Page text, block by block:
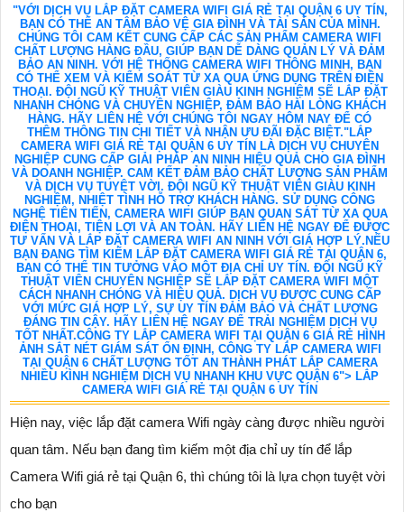
"VỚI DỊCH VỤ LẮP ĐẶT CAMERA WIFI GIÁ RẺ TẠI QUẬN 6 UY TÍN,
BẠN CÓ THỂ AN TÂM BẢO VỆ GIA ĐÌNH VÀ TÀI SẢN CỦA MÌNH.
CHÚNG TÔI CAM KẾT CUNG CẤP CÁC SẢN PHẨM CAMERA WIFI
CHẤT LƯỢNG HÀNG ĐẦU, GIÚP BẠN DỄ DÀNG QUẢN LÝ VÀ ĐẢM
BẢO AN NINH. VỚI HỆ THỐNG CAMERA WIFI THÔNG MINH, BẠN
CÓ THỂ XEM VÀ KIỂM SOÁT TỪ XA QUA ỨNG DỤNG TRÊN ĐIỆN
THOẠI. ĐỘI NGŨ KỸ THUẬT VIÊN GIÀU KINH NGHIỆM SẼ LẮP ĐẶT
NHANH CHÓNG VÀ CHUYÊN NGHIỆP, ĐẢM BẢO HÀI LÒNG KHÁCH
HÀNG. HÃY LIÊN HỆ VỚI CHÚNG TÔI NGAY HÔM NAY ĐỂ CÓ
THÊM THÔNG TIN CHI TIẾT VÀ NHẬN ƯU ĐÃI ĐẶC BIỆT."LẮP
CAMERA WIFI GIÁ RẺ TẠI QUẬN 6 UY TÍN LÀ DỊCH VỤ CHUYÊN
NGHIỆP CUNG CẤP GIẢI PHÁP AN NINH HIỆU QUẢ CHO GIA ĐÌNH
VÀ DOANH NGHIỆP. CAM KẾT ĐẢM BẢO CHẤT LƯỢNG SẢN PHẨM
VÀ DỊCH VỤ TUYỆT VỜI. ĐỘI NGŨ KỸ THUẬT VIÊN GIÀU KINH
NGHIỆM, NHIỆT TÌNH HỖ TRỢ KHÁCH HÀNG. SỬ DỤNG CÔNG
NGHỆ TIÊN TIẾN, CAMERA WIFI GIÚP BẠN QUAN SÁT TỪ XA QUA
ĐIỆN THOẠI, TIỆN LỢI VÀ AN TOÀN. HÃY LIÊN HỆ NGAY ĐỂ ĐƯỢC
TƯ VẤN VÀ LẮP ĐẶT CAMERA WIFI AN NINH VỚI GIÁ HỢP LÝ.NẾU
BẠN ĐANG TÌM KIẾM LẮP ĐẶT CAMERA WIFI GIÁ RẺ TẠI QUẬN 6,
BẠN CÓ THỂ TIN TƯỞNG VÀO MỘT ĐỊA CHỈ UY TÍN. ĐỘI NGŨ KỸ
THUẬT VIÊN CHUYÊN NGHIỆP SẼ LẮP ĐẶT CAMERA WIFI MỘT
CÁCH NHANH CHÓNG VÀ HIỆU QUẢ. DỊCH VỤ ĐƯỢC CUNG CẤP
VỚI MỨC GIÁ HỢP LÝ, SỰ UY TÍN ĐẢM BẢO VÀ CHẤT LƯỢNG
ĐÁNG TIN CẬY. HÃY LIÊN HỆ NGAY ĐỂ TRẢI NGHIỆM DỊCH VỤ
TỐT NHẤT.CÔNG TY LẮP CAMERA WIFI TẠI QUẬN 6 GIÁ RẺ HÌNH
ẢNH SẮT NÉT GIÁM SÁT ỔN ĐỊNH, CÔNG TY LẮP CAMERA WIFI
TẠI QUẬN 6 CHẤT LƯỢNG TỐT AN THÀNH PHÁT LẮP CAMERA
NHIỀU KÌNH NGHIỆM DỊCH VỤ NHANH KHU VỰC QUẬN 6"> LẮP
CAMERA WIFI GIÁ RẺ TẠI QUẬN 6 UY TÍN
Hiện nay, việc lắp đặt camera Wifi ngày càng được nhiều người
quan tâm. Nếu bạn đang tìm kiếm một địa chỉ uy tín để lắp
Camera Wifi giá rẻ tại Quận 6, thì chúng tôi là lựa chọn tuyệt vời
cho bạn